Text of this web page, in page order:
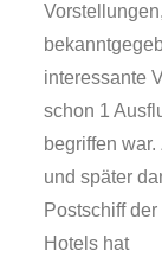
interessante
schon 1
begriffen
und später
Postschiff
Hotels hat